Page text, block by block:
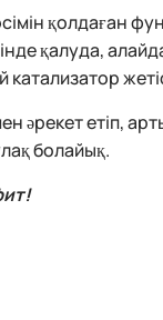
қолдаған
қалуда,
әрекет етіп,
болайық.